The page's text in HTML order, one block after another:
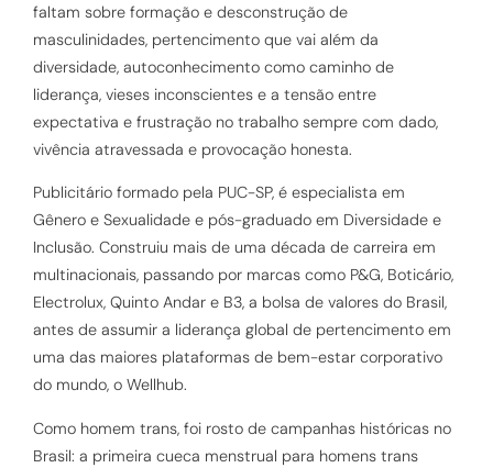
faltam sobre formação e desconstrução de
masculinidades, pertencimento que vai além da
diversidade, autoconhecimento como caminho de
liderança, vieses inconscientes e a tensão entre
expectativa e frustração no trabalho sempre com dado,
vivência atravessada e provocação honesta.
Publicitário formado pela PUC-SP, é especialista em
Gênero e Sexualidade e pós-graduado em Diversidade e
Inclusão. Construiu mais de uma década de carreira em
multinacionais, passando por marcas como P&G, Boticário,
Electrolux, Quinto Andar e B3, a bolsa de valores do Brasil,
antes de assumir a liderança global de pertencimento em
uma das maiores plataformas de bem-estar corporativo
do mundo, o Wellhub.
Como homem trans, foi rosto de campanhas históricas no
Brasil: a primeira cueca menstrual para homens trans